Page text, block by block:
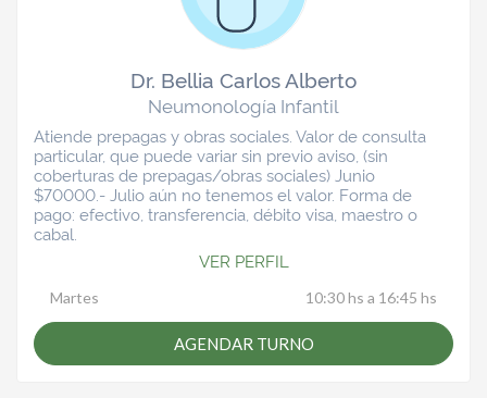
Dr. Bellia Carlos Alberto
Neumonología Infantil
Atiende prepagas y obras sociales. Valor de consulta
particular, que puede variar sin previo aviso, (sin
coberturas de prepagas/obras sociales) Junio
$70000.- Julio aún no tenemos el valor. Forma de
pago: efectivo, transferencia, débito visa, maestro o
cabal.
VER PERFIL
Martes 10:30 hs a 16:45 hs
AGENDAR TURNO